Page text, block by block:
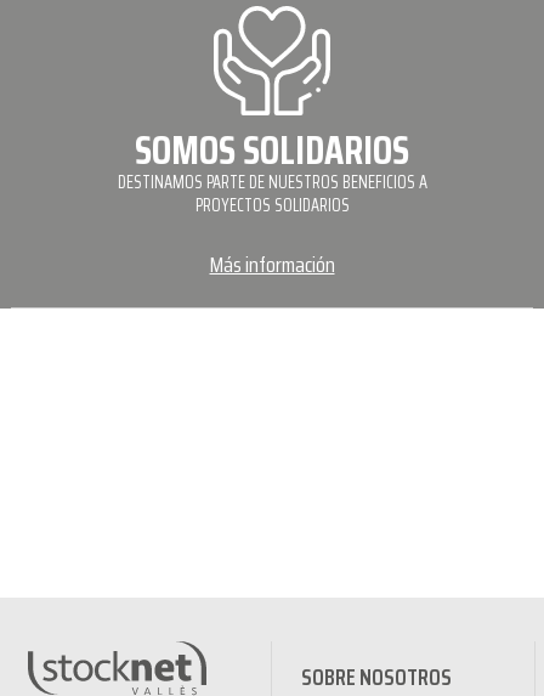
SOMOS SOLIDARIOS
DESTINAMOS PARTE DE NUESTROS BENEFICIOS A
PROYECTOS SOLIDARIOS
Más información
SOBRE NOSOTROS